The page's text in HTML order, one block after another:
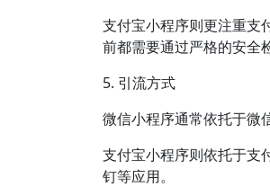
支付宝小程序则更注重支
前都需要通过严格的安全
5. 引流方式
微信小程序通常依托于微
支付宝小程序则依托于支
钉等应用。